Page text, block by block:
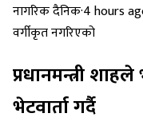
नागरिक दैनिक·4 hours
वर्गीकृत नगरिएको
प्रधानमन्त्री
भेटवार्ता गर्दै